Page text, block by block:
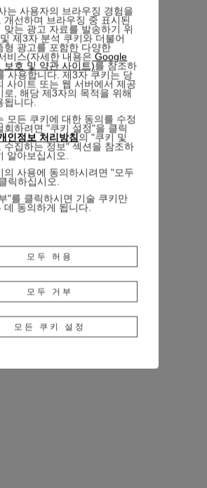
는 사용자의 브라우징 경험을
개선하며 브라우징 중 표시된
맞는 광고 자료를 발송하기 위
제3자 분석 쿠키와 더불어
형 광고를 포함한 다양한
비스(자세한 내용은 Google
보호 및 약관 사이트)를 참조하
사용합니다. 제3자 쿠키는 당
사이트 또는 웹 서버에서 제공
로, 해당 제3자의 목적을 위해
됩니다.
모든 쿠키에 대한 동의를 수정
회하려면 "쿠키 설정"을 클릭
인정보 처리방침 의 "쿠키 및
수집하는 정보" 섹션을 참조하
알아보십시오.
의 사용에 동의하시려면 "모두
릭하십시오.
"를 클릭하시면 기술 쿠키만
데 동의하게 됩니다.
모두 허용
모두 거부
모든 쿠키 설정